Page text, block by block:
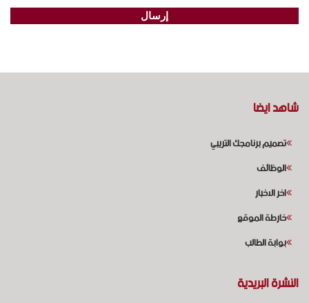
شاهد ايضا
تصميم برنامجك التريبي
الوظائف
اخر الاخبار
خارطة الموقع
بوابة الطالب
النشرة البريدية